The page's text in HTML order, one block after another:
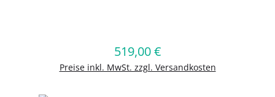
Regulärer Preis:
519,00 €
Preise inkl. MwSt. zzgl. Versandkosten
In den Warenkorb